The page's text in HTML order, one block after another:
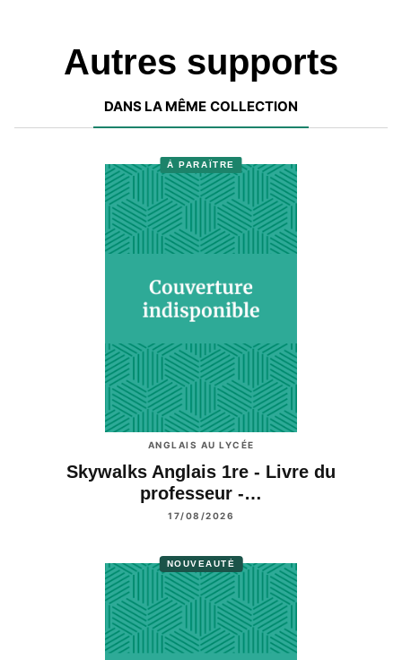
Autres supports
DANS LA MÊME COLLECTION
À PARAÎTRE
ANGLAIS AU LYCÉE
Skywalks Anglais 1re - Livre du
professeur -…
17/08/2026
NOUVEAUTÉ